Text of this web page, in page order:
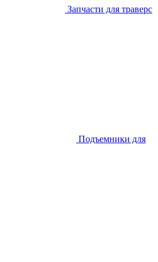
Запчасти для траверс
Подъемники для